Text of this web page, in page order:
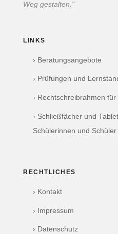
Weg gestalten."
LINKS
› Beratungsangebote
› Prüfungen und
› Rechtschreibrahmen für
› Schließfächer und
Schülerinnen und Schüler
RECHTLICHES
› Kontakt
› Impressum
› Datenschutz